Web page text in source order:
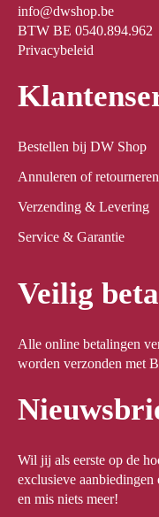
info@dwshop.be
BTW BE 0540.894.962
Privacybeleid
Bestellen bij DW Shop
Annuleren of retourneren
Verzending & Levering
Service & Garantie
Veilig
Alle online betalingen
worden verzonden met
Wil jij als eerste op de
exclusieve
en mis niets meer!